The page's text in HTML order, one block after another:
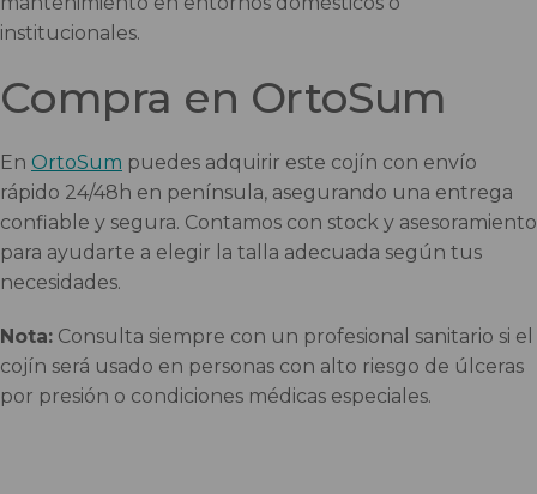
institucionales.
Compra en OrtoSum
En OrtoSum puedes adquirir este cojín con envío
rápido 24/48h en península, asegurando una entrega
confiable y segura. Contamos con stock y asesoramiento
para ayudarte a elegir la talla adecuada según tus
necesidades.
Nota: Consulta siempre con un profesional sanitario si el
cojín será usado en personas con alto riesgo de úlceras
por presión o condiciones médicas especiales.